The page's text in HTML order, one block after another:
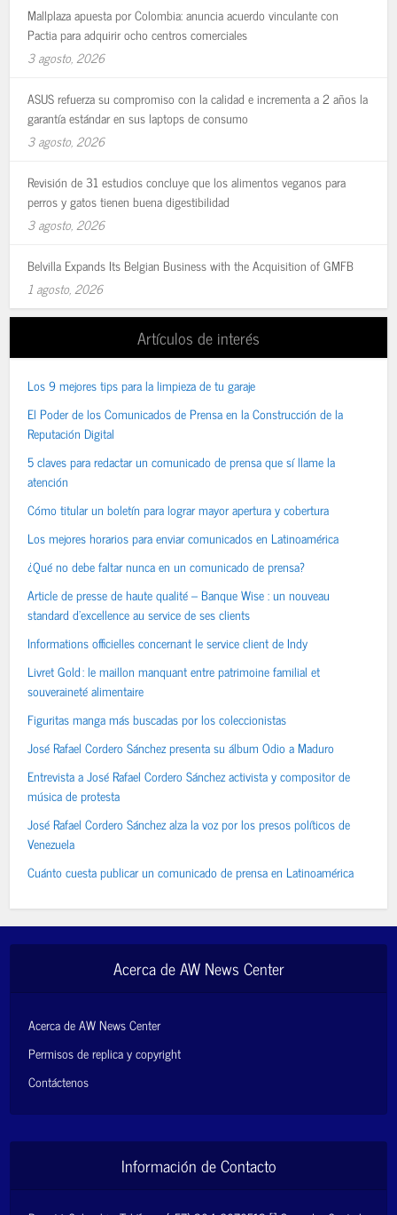
Mallplaza apuesta por Colombia: anuncia acuerdo vinculante con
Pactia para adquirir ocho centros comerciales
3 agosto, 2026
ASUS refuerza su compromiso con la calidad e incrementa a 2 años la
garantía estándar en sus laptops de consumo
3 agosto, 2026
Revisión de 31 estudios concluye que los alimentos veganos para
perros y gatos tienen buena digestibilidad
3 agosto, 2026
Belvilla Expands Its Belgian Business with the Acquisition of GMFB
1 agosto, 2026
Artículos de interés
Los 9 mejores tips para la limpieza de tu garaje
El Poder de los Comunicados de Prensa en la Construcción de la
Reputación Digital
5 claves para redactar un comunicado de prensa que sí llame la
atención
Cómo titular un boletín para lograr mayor apertura y cobertura
Los mejores horarios para enviar comunicados en Latinoamérica
¿Qué no debe faltar nunca en un comunicado de prensa?
Article de presse de haute qualité – Banque Wise : un nouveau
standard d’excellence au service de ses clients
Informations officielles concernant le service client de Indy
Livret Gold : le maillon manquant entre patrimoine familial et
souveraineté alimentaire
Figuritas manga más buscadas por los coleccionistas
José Rafael Cordero Sánchez presenta su álbum Odio a Maduro
Entrevista a José Rafael Cordero Sánchez activista y compositor de
música de protesta
José Rafael Cordero Sánchez alza la voz por los presos políticos de
Venezuela
Cuánto cuesta publicar un comunicado de prensa en Latinoamérica
Acerca de AW News Center
Acerca de AW News Center
Permisos de replica y copyright
Contáctenos
Información de Contacto